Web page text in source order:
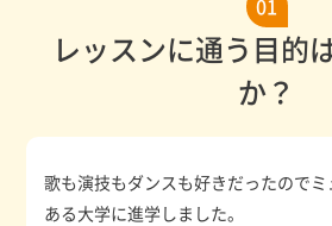
レッスンに通う目的
か？
歌も演技もダンスも好きだったので
ある大学に進学しました。